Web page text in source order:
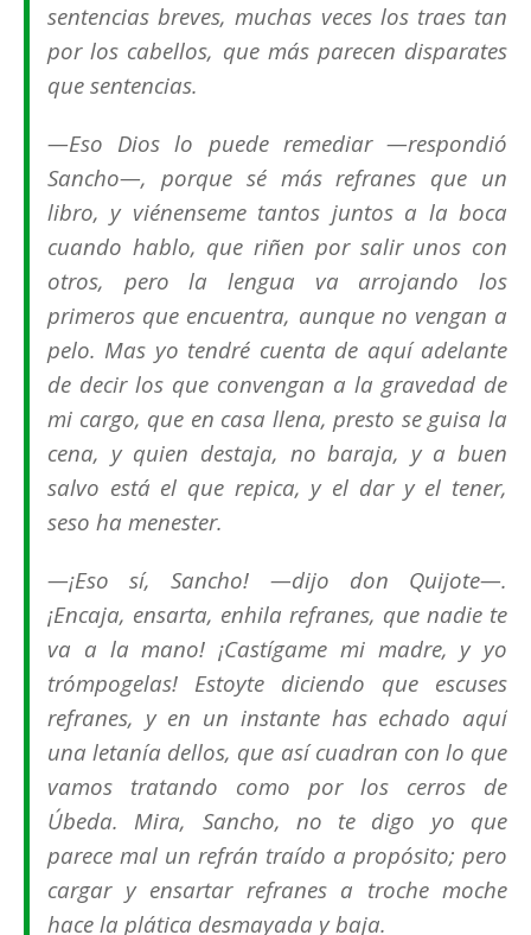
sentencias breves, muchas veces los traes tan
por los cabellos, que más parecen disparates
que sentencias.
—Eso Dios lo puede remediar —respondió
Sancho—, porque sé más refranes que un
libro, y viénenseme tantos juntos a la boca
cuando hablo, que riñen por salir unos con
otros, pero la lengua va arrojando los
primeros que encuentra, aunque no vengan a
pelo. Mas yo tendré cuenta de aquí adelante
de decir los que convengan a la gravedad de
mi cargo, que en casa llena, presto se guisa la
cena, y quien destaja, no baraja, y a buen
salvo está el que repica, y el dar y el tener,
seso ha menester.
—¡Eso sí, Sancho! —dijo don Quijote—.
¡Encaja, ensarta, enhila refranes, que nadie te
va a la mano! ¡Castígame mi madre, y yo
trómpogelas! Estoyte diciendo que escuses
refranes, y en un instante has echado aquí
una letanía dellos, que así cuadran con lo que
vamos tratando como por los cerros de
Úbeda. Mira, Sancho, no te digo yo que
parece mal un refrán traído a propósito; pero
cargar y ensartar refranes a troche moche
hace la plática desmayada y baja.